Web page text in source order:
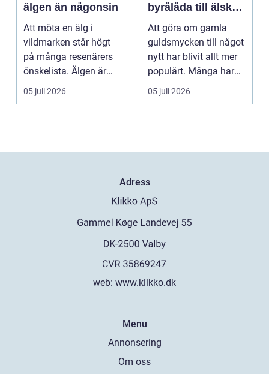
älgen än någonsin
Att möta en älg i
vildmarken står högt
på många resenärers
önskelista. Älgen är
Skandinaviens ikonis...
05 juli 2026
byrålåda till älskad
favorit
Att göra om gamla
guldsmycken till något
nytt har blivit allt mer
populärt. Många har
ärvda ringar, ...
05 juli 2026
Adress
web: www.klikko.dk
Menu
Annonsering
Om oss